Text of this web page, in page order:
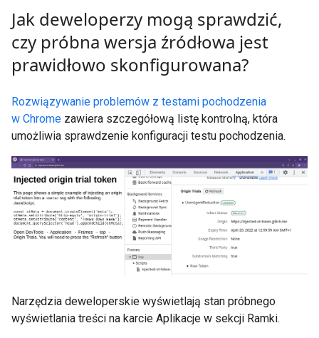
Jak deweloperzy mogą sprawdzić,
czy próbna wersja źródłowa jest
prawidłowo skonfigurowana?
Rozwiązywanie problemów z testami pochodzenia
w Chrome zawiera szczegółową listę kontrolną, która
umożliwia sprawdzenie konfiguracji testu pochodzenia.
Narzędzia deweloperskie wyświetlają stan próbnego
wyświetlania treści na karcie Aplikacje w sekcji Ramki.